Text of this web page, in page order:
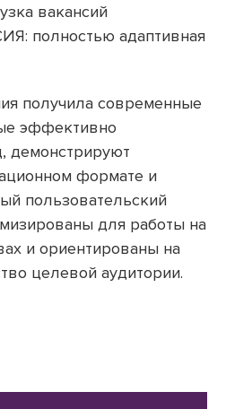
вакансий
полностью адаптивная
получила современные
эффективно
демонстрируют
формате и
пользовательский
для работы на
и ориентированы на
целевой аудитории.